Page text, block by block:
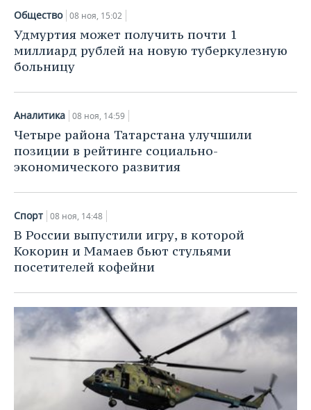
Общество 08 ноя, 15:02
Удмуртия может получить почти 1
миллиард рублей на новую туберкулезную
больницу
Аналитика 08 ноя, 14:59
Четыре района Татарстана улучшили
позиции в рейтинге социально-
экономического развития
Спорт 08 ноя, 14:48
В России выпустили игру, в которой
Кокорин и Мамаев бьют стульями
посетителей кофейни